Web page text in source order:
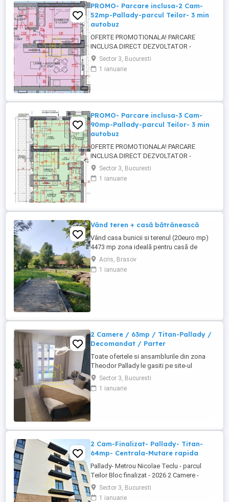
PROMO- Parcare inclusa-2 Cam-
52mp-Pallady-parcul Teilor- 3 min
autobuz
OFERTE PROMOTIONALA! PARCARE
INCLUSA DIRECT DEZVOLTATOR -
COMISION 0% Titan- Pallady- parcul Teilor
- statie STB la 3-4 minute de mers,
vanzare apartament 2 camere, spatios, 52
centrala termica, parcare inclusa. Bloc nou
Sector 3, Bucuresti
1 ianuarie
PROMO- Parcare inclusa-3 Cam-
90mp-Pallady-parcul Teilor- 3 min
autobuz
OFERTE PROMOTIONALA! PARCARE
INCLUSA DIRECT DEZVOLTATOR -
COMISION 0% Titan- Pallady- parcul Teilor
- statie STB la 3-4 minute de mers,
vanzare apartament 3 camere, spatios,
pardoseala, centrala termica, parcare
inclusa. Bloc ...
Sector 3, Bucuresti
1 ianuarie
Vând teren + casă bătrânească
Vând casa bunicii si terenul (20euro mp)
4473 mp zona ideală pentru casă de
locuit, cabane sau casă de vacanță, in
partea din fata terenul este in hotar cu râul
Acriș... Zonă foarte liniștită cu priveliște
Acris, Brasov
1 ianuarie
2 Camere / 63mp / Titan-Pallady /
Decomandat / Parter
Toate ofertele si ansamblurile din zona
Theodor Pallady le gasiti pe site-ul
prestige-rezidential.ro DIRECT
DEZVOLTATOR - COMISION 0% Tip
proprietate - Apartament 2 camere
Facilitati in ...
Sector 3, Bucuresti
1 ianuarie
2 Cam-Finalizat- Pallady- Titan-
64mp- Centrala-Mutare rapida
Pallady- Metrou Nicolae Teclu - parcul
Teilor Bloc finalizat - 2026 2 Camere -
Mutare rapida! Pallady - parcul Teilor -
Metrou Teclu - vanzare apartament 2
Sector 3, Bucuresti
1 ianuarie